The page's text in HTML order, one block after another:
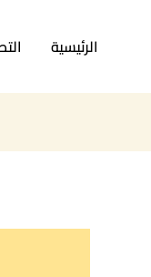
الرئيسية